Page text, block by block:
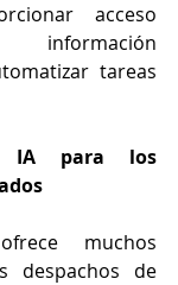
acceso
tareas
IA para los
muchos
despachos de